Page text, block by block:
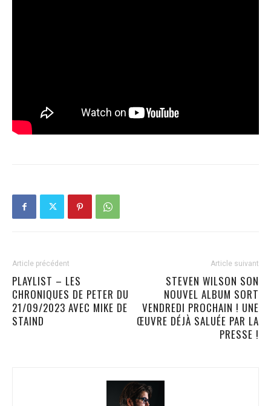
Article précédent
PLAYLIST – LES
CHRONIQUES DE PETER DU
21/09/2023 AVEC MIKE DE
STAIND
Article suivant
STEVEN WILSON SON
NOUVEL ALBUM SORT
VENDREDI PROCHAIN ! UNE
ŒUVRE DÉJÀ SALUÉE PAR LA
PRESSE !